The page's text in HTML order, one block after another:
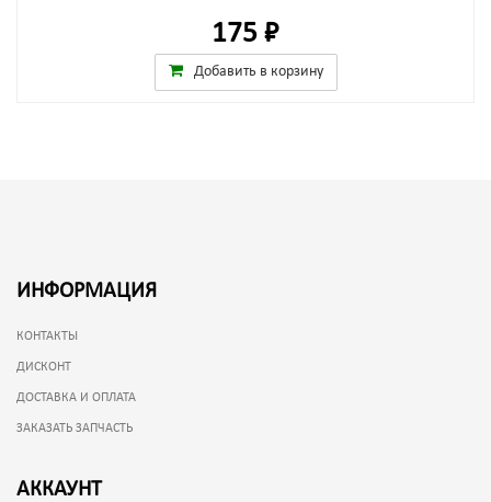
175 ₽
Добавить в корзину
ИНФОРМАЦИЯ
КОНТАКТЫ
ДИСКОНТ
ДОСТАВКА И ОПЛАТА
ЗАКАЗАТЬ ЗАПЧАСТЬ
АККАУНТ